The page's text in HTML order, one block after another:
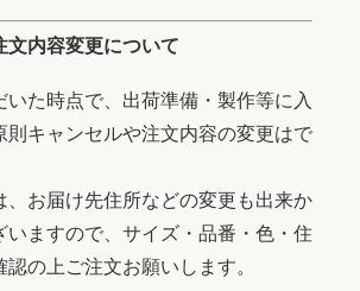
文内容変更について
いた時点で、出荷準備・製作等に入
則キャンセルや注文内容の変更はで
、お届け先住所などの変更も出来か
いますので、サイズ・品番・色・住
認の上ご注文お願いします。